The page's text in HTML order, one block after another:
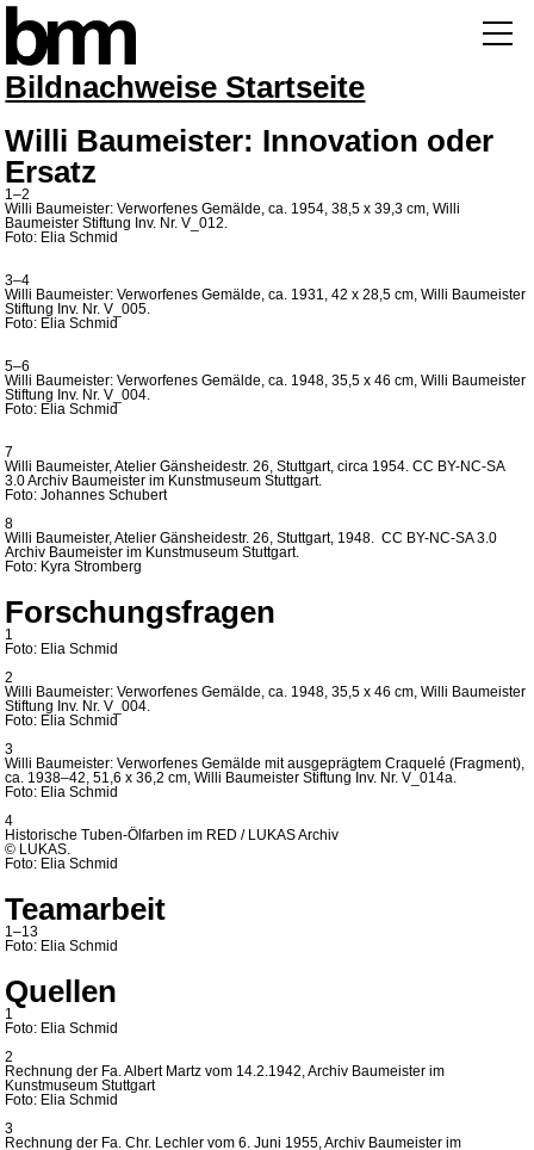
Bildnachweise Startseite
Willi Baumeister: Innovation oder
Ersatz
1–2
Willi Baumeister: Verworfenes Gemälde, ca. 1954, 38,5 x 39,3 cm, Willi
Baumeister Stiftung Inv. Nr. V_012.
Foto: Elia Schmid
3–4
Willi Baumeister: Verworfenes Gemälde, ca. 1931, 42 x 28,5 cm, Willi Baumeister
Stiftung Inv. Nr. V_005.
Foto: Elia Schmid
5–6
Willi Baumeister: Verworfenes Gemälde, ca. 1948, 35,5 x 46 cm, Willi Baumeister
Stiftung Inv. Nr. V_004.
Foto: Elia Schmid
7
Willi Baumeister, Atelier Gänsheidestr. 26, Stuttgart, circa 1954. CC BY-NC-SA
3.0 Archiv Baumeister im Kunstmuseum Stuttgart.
Foto: Johannes Schubert
8
Willi Baumeister, Atelier Gänsheidestr. 26, Stuttgart, 1948. CC BY-NC-SA 3.0
Archiv Baumeister im Kunstmuseum Stuttgart.
Foto: Kyra Stromberg
Forschungsfragen
1
Foto: Elia Schmid
2
Willi Baumeister: Verworfenes Gemälde, ca. 1948, 35,5 x 46 cm, Willi Baumeister
Stiftung Inv. Nr. V_004.
Foto: Elia Schmid
3
Willi Baumeister: Verworfenes Gemälde mit ausgeprägtem Craquelé (Fragment),
ca. 1938–42, 51,6 x 36,2 cm, Willi Baumeister Stiftung Inv. Nr. V_014a.
Foto: Elia Schmid
4
Historische Tuben-Ölfarben im RED / LUKAS Archiv
© LUKAS.
Foto: Elia Schmid
Teamarbeit
1–13
Foto: Elia Schmid
Quellen
1
Foto: Elia Schmid
2
Rechnung der Fa. Albert Martz vom 14.2.1942, Archiv Baumeister im
Kunstmuseum Stuttgart
Foto: Elia Schmid
3
Rechnung der Fa. Chr. Lechler vom 6. Juni 1955, Archiv Baumeister im